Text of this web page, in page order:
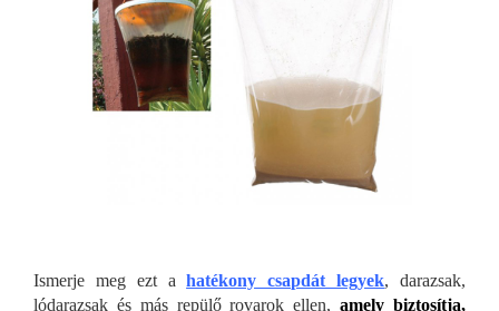
Ismerje meg ezt ahatékony csapdát legyek, darazsak,
lódarazsak és más repülő rovarok ellen,amely biztosítja,